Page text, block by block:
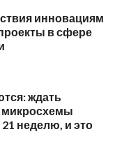
инновациям
в сфере
ждать
микросхемы
неделю, и это